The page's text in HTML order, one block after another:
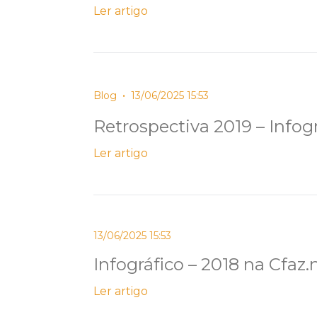
Ler artigo
Blog • 13/06/2025 15:53
Retrospectiva 2019 –
Ler artigo
13/06/2025 15:53
Infográfico – 2018 na
Ler artigo